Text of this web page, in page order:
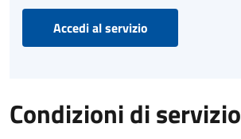
Accedi al servizio
Condizioni di servizio